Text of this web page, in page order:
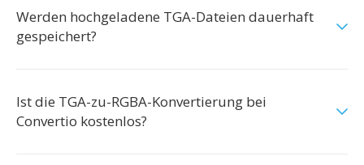
Werden hochgeladene TGA-Dateien dauerhaft
gespeichert?
Ist die TGA-zu-RGBA-Konvertierung bei
Convertio kostenlos?